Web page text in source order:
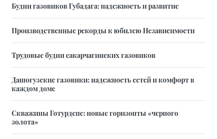
Будни газовиков Губадага: надежность и развитие
Производственные рекорды к юбилею Независимости
Трудовые будни сакарчагинских газовиков
Дашогузские газовики: надежность сетей и комфорт в
каждом доме
Скважины Готурдепе: новые горизонты «черного
золота»